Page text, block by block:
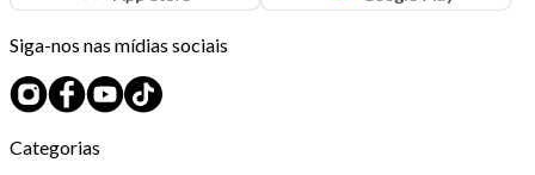
Siga-nos nas mídias sociais
Categorias